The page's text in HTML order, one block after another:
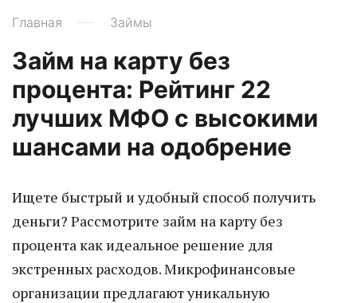
Главная Займы
Займ на карту без
процента: Рейтинг 22
лучших МФО с высокими
шансами на одобрение
Ищете быстрый и удобный способ получить
деньги? Рассмотрите займ на карту без
процента как идеальное решение для
экстренных расходов. Микрофинансовые
организации предлагают уникальную